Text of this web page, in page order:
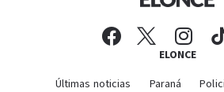
ELONCE
Últimas noticias Paraná